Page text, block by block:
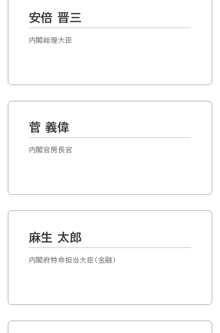
安倍 晋三
内閣総理大臣
菅 義偉
内閣官房長官
麻生 太郎
内閣府特命担当大臣（金融）